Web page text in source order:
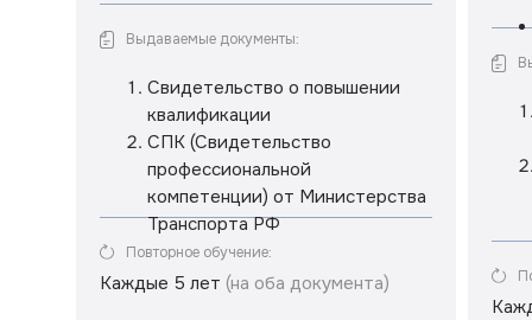
Выдаваемые документы:
Повторное обучение:
Свидетельство о повышении
квалификации
СПК (Свидетельство
профессиональной
компетенции) от Министерства
Транспорта РФ
Каждые 5 лет (на оба документа)